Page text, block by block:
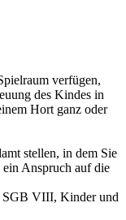
verfügen,
des Kindes in
Hort ganz oder
stellen, in dem Sie
Anspruch auf die
SGB VIII, Kinder und